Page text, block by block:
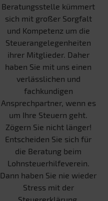
Beratungsstelle kümmert
sich mit großer Sorgfalt
und Kompetenz um die
Steuerangelegenheiten
ihrer Mitglieder. Daher
haben Sie mit uns einen
verlässlichen und
fachkundigen
Ansprechpartner, wenn es
um Ihre Steuern geht.
Zögern Sie nicht länger!
Entscheiden Sie sich für
die Beratung beim
Lohnsteuerhilfeverein.
Dann haben Sie nie wieder
Stress mit der